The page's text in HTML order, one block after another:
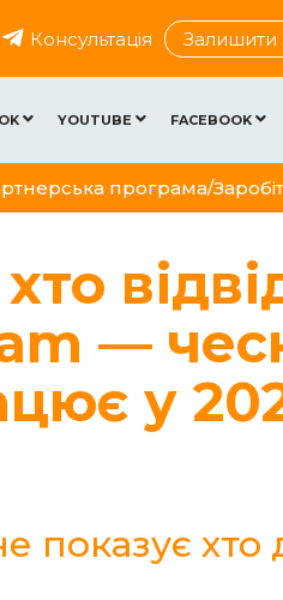
Консультація Залишити
YOUTUBE FACEBOOK
програма/
—
у
показує хто